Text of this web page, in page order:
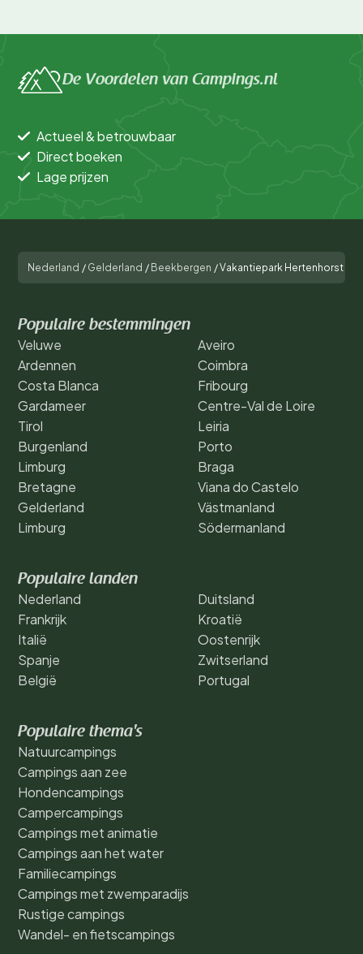
De Voordelen van Campings.nl
Actueel & betrouwbaar
Direct boeken
Lage prijzen
Nederland / Gelderland / Beekbergen /Vakantiepark Hertenhorst
Populaire bestemmingen
Veluwe
Ardennen
Costa Blanca
Gardameer
Tirol
Burgenland
Limburg
Bretagne
Gelderland
Limburg
Aveiro
Coimbra
Fribourg
Centre-Val de Loire
Leiria
Porto
Braga
Viana do Castelo
Västmanland
Södermanland
Populaire landen
Nederland
Frankrijk
Italië
Spanje
België
Duitsland
Kroatië
Oostenrijk
Zwitserland
Portugal
Populaire thema's
Natuurcampings
Campings aan zee
Hondencampings
Campercampings
Campings met animatie
Campings aan het water
Familiecampings
Campings met zwemparadijs
Rustige campings
Wandel- en fietscampings